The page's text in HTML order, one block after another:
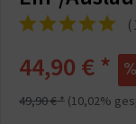
(
44,90 € *
49,90 € * (10,02%